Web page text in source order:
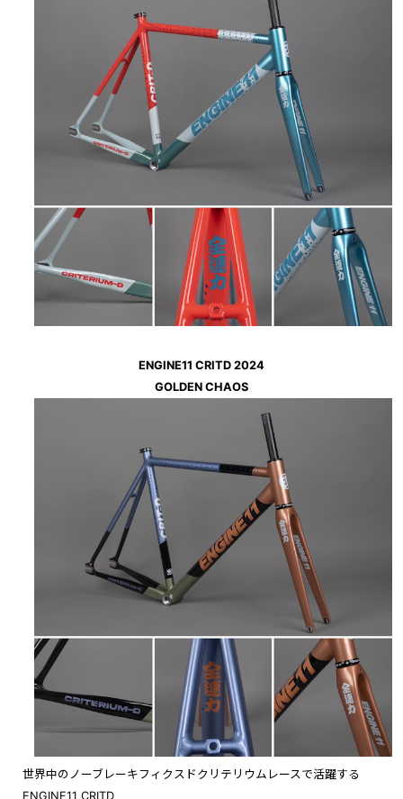
ENGINE11 CRITD 2024
GOLDEN CHAOS
世界中のノーブレーキフィクスドクリテリウムレースで活躍する
ENGINE11 CRITD